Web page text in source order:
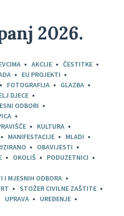
2026.
AKCIJE
ČESTITKE
EU PROJEKTI
FOTOGRAFIJA
GLAZBA
DJECE
ODBORI
KULTURA
MANIFESTACIJE
MLADI
OBAVIJESTI
OKOLIŠ
PODUZETNICI
I MJESNIH ODBORA
STOŽER CIVILNE ZAŠTITE
UPRAVA
UREĐENJE